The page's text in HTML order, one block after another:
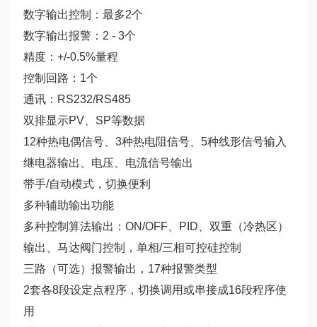
数字输出控制：最多2个
数字输出报警：2 - 3个
精度：+/-0.5%量程
控制回路：1个
通讯：RS232/RS485
双排显示PV、SP等数据
12种热电偶信号、3种热电阻信号、5种线形信号输入
继电器输出、电压、电流信号输出
带手/自动模式，切换便利
多种辅助输出功能
多种控制算法输出：ON/OFF、PID、双重（冷热区）
输出、马达阀门控制，单相/三相可控硅控制
三路（可选）报警输出，17种报警类型
2套各8段设定点程序，切换调用或串接成16段程序使
用